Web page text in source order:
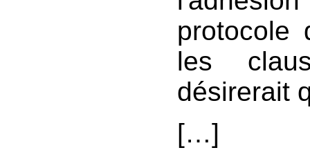
protocole
les
désirerait
[…]